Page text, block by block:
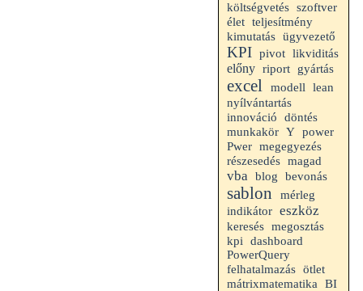
költségvetés szoftver
élet teljesítmény
kimutatás ügyvezető
KPI pivot likviditás
előny riport gyártás
excel modell
lean
nyílvántartás
innováció
döntés
munkakör Y power
Pwer megegyezés
részesedés magad
vba blog bevonás
sablon
mérleg
indikátor eszköz
keresés megosztás
kpi
dashboard
PowerQuery
felhatalmazás ötlet
mátrixmatematika
BI